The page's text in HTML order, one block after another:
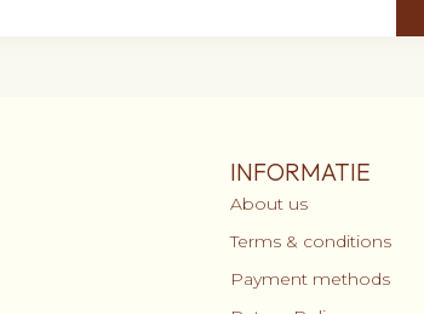
INFORMATIE
About us
Terms & conditions
Payment methods